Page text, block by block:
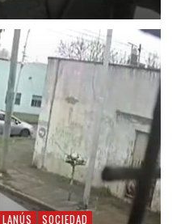
LANÚS SOCIEDAD